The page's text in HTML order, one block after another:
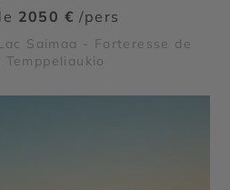
2050 € /pers
Saimaa - Forteresse de
Temppeliaukio